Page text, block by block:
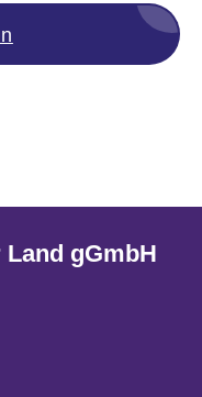
gGmbH